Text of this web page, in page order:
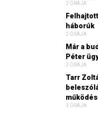
2 ÓRÁJA
háborúk
2 ÓRÁJA
Már a
Péter
3 ÓRÁJA
Tarr
3 ÓRÁJA